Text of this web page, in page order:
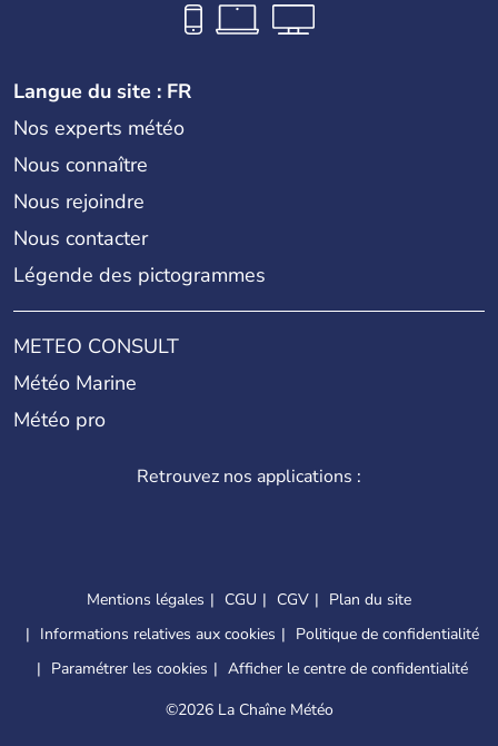
Langue du site : FR
Nos experts météo
Nous connaître
Nous rejoindre
Nous contacter
Légende des pictogrammes
METEO CONSULT
Météo Marine
Météo pro
Retrouvez nos applications :
Mentions légales CGU CGV
Plan du site
Informations relatives aux cookies
Politique de confidentialité
Paramétrer les cookies
Afficher le centre de confidentialité
©2026 La Chaîne Météo